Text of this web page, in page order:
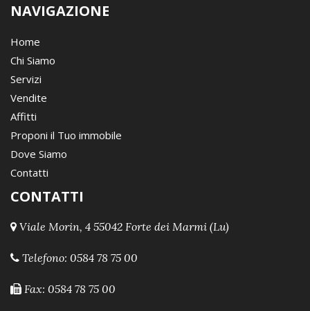
NAVIGAZIONE
Home
Chi Siamo
Servizi
Vendite
Affitti
Proponi il Tuo immobile
Dove Siamo
Contatti
CONTATTI
Viale Morin, 4 55042 Forte dei Marmi (Lu)
Telefono: 0584 78 75 00
Fax: 0584 78 75 00